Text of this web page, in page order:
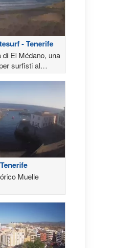
- Tenerife
di El Médano, una
surfisti al
Muelle